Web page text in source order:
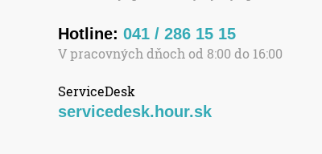
Hotline: 041 / 286 15 15
V pracovných dňoch od 8:00 do 16:00
ServiceDesk
servicedesk.hour.sk